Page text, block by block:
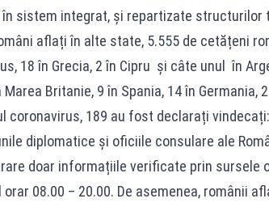
sistem integrat, și repartizate
aflați în alte state, 5.555 de cetățeni
18 în Grecia, 2 în Cipru și câte unul în
Britanie, 9 în Spania, 14 în
189 au fost declarați
diplomatice și oficiile consulare ale
doar informațiile verificate prin sursele
08.00 – 20.00. De asemenea,